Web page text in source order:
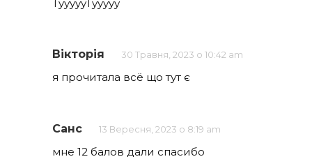
TyyyyyTyyyyy
Вікторія 30 Травня, 2023 о 10:42 am
я прочитала всё що тут є
Санс 13 Вересня, 2023 о 8:19 am
мне 12 балов дали спасибо